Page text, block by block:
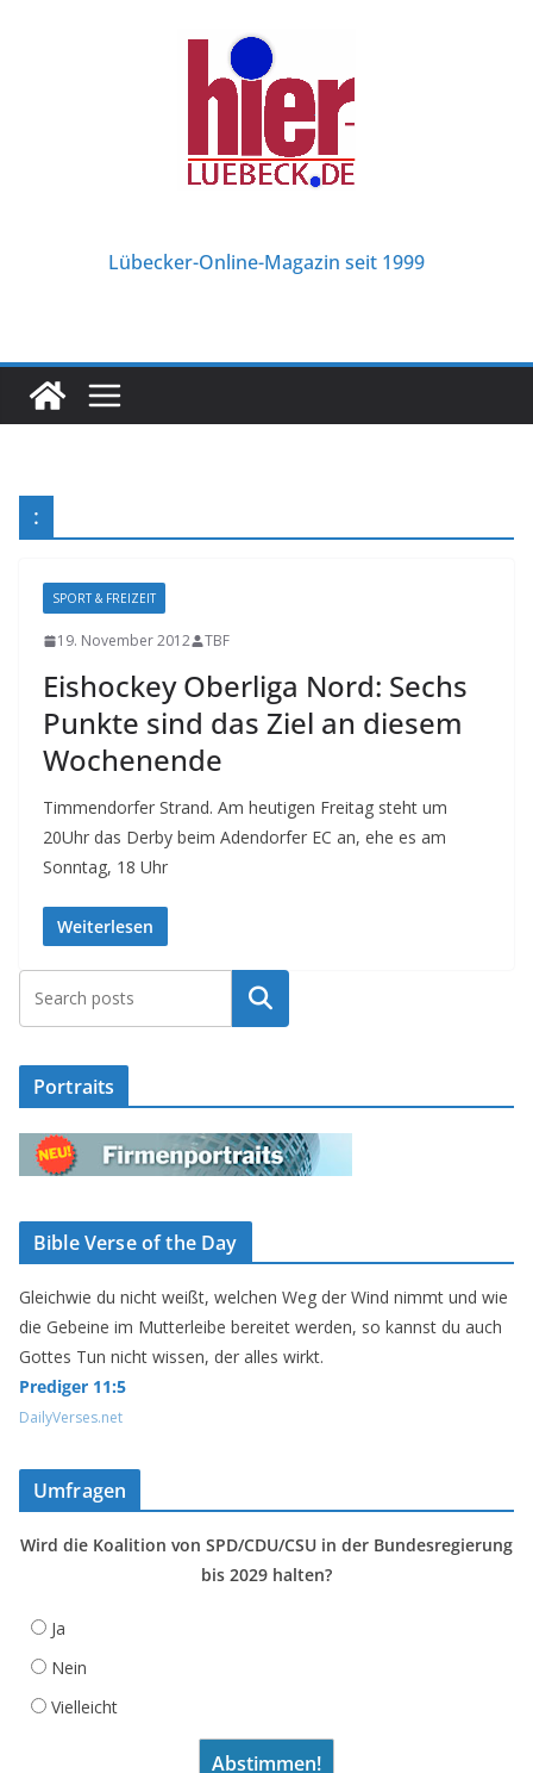
Lübecker-Online-Magazin seit 1999
:
SPORT & FREIZEIT
19. November 2012 TBF
Eishockey Oberliga Nord: Sechs
Punkte sind das Ziel an diesem
Wochenende
Timmendorfer Strand. Am heutigen Freitag steht um
20Uhr das Derby beim Adendorfer EC an, ehe es am
Sonntag, 18 Uhr
Weiterlesen
Suchen
Portraits
Bible Verse of the Day
Gleichwie du nicht weißt, welchen Weg der Wind nimmt und wie
die Gebeine im Mutterleibe bereitet werden, so kannst du auch
Gottes Tun nicht wissen, der alles wirkt.
Prediger 11:5
DailyVerses.net
Umfragen
Wird die Koalition von SPD/CDU/CSU in der Bundesregierung
bis 2029 halten?
Ja
Nein
Vielleicht